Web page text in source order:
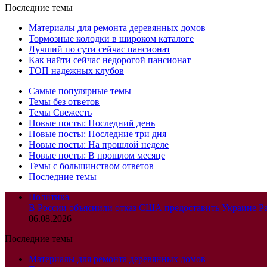
Последние темы
Материалы для ремонта деревянных домов
Тормозные колодки в широком каталоге
Лучший по сути сейчас пансионат
Как найти сейчас недорогой пансионат
ТОП надежных клубов
Самые популярные темы
Темы без ответов
Темы Свежесть
Новые посты: Последний день
Новые посты: Последние три дня
Новые посты: На прошлой неделе
Новые посты: В прошлом месяце
Темы с большинством ответов
Последние темы
Политика
В России объяснили отказ США предоставить Украине
06.08.2026
Последние темы
Материалы для ремонта деревянных домов